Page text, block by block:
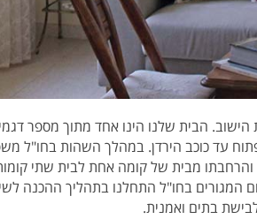
1998-9 כחלק מהרחבת הישוב. הבית שלנו הינו אחד
ונוף פתוח עד כוכב הירדן. במהלך השהות
בחו"ל התחלנו בתהליך ההכנה
בתים ואמנית.